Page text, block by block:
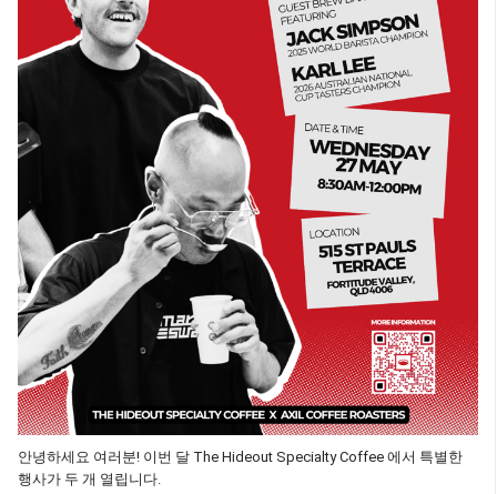
안녕하세요 여러분! 이번 달 The Hideout Specialty Coffee 에서 특별한
행사가 두 개 열립니다.